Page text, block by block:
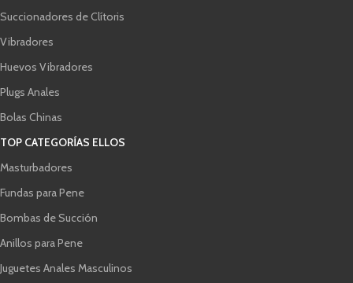
Succionadores de Clítoris
Vibradores
Huevos Vibradores
Plugs Anales
Bolas Chinas
TOP CATEGORÍAS ELLOS
Masturbadores
Fundas para Pene
Bombas de Succión
Anillos para Pene
Juguetes Anales Masculinos